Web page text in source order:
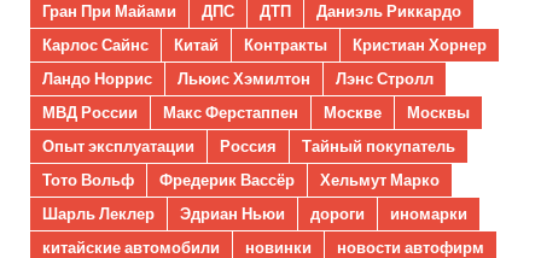
Гран При Майами
ДПС ДТП
Даниэль Риккардо
Карлос Сайнс
Китай Контракты
Кристиан Хорнер
Ландо Норрис
Льюис Хэмилтон
Лэнс Стролл
МВД России
Макс Ферстаппен Москве
Москвы
Опыт эксплуатации
Россия
Тайный покупатель
Тото Вольф
Фредерик Вассёр
Хельмут Марко
Шарль Леклер
Эдриан Ньюи дороги
иномарки
китайские автомобили
новинки
новости автофирм